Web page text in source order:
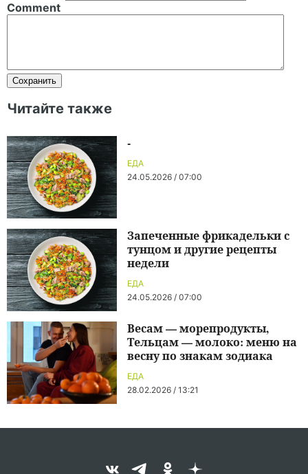
Comment
Читайте также
ЕДА
24.05.2026 / 07:00
-
ЕДА
24.05.2026 / 07:00
Запеченные фрикадельки с
тунцом и другие рецепты
недели
ЕДА
28.02.2026 / 13:21
Весам — морепродукты,
Тельцам — молоко: меню на
весну по знакам зодиака